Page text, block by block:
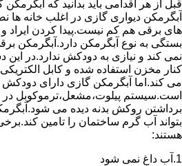
قبل از هر اقدامی باید بدانید که
آبگرمکن دیواری گازی در اغلب خانه ها
های برقی هم کم نیست.پیدا کردن ایراد و
بستگی به نوع آبگرمکن دارد.آبگرمکن
نمی کند و نیازی به دودکش ندارد.در این
کنار مخزن استفاده شده و کابل
می کند.اما آبگرمکن گازی دارای
است.سیستم پیلوت،مشعل،ترموکوبل
برداشتن روکش بدنه دیده می
بتواند آب گرم ساختمان را تامین
هستند:
1.آب داغ نمی شود